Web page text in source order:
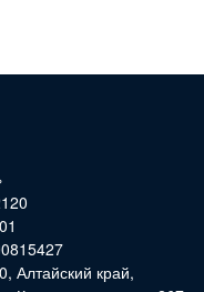
Алтайский край,